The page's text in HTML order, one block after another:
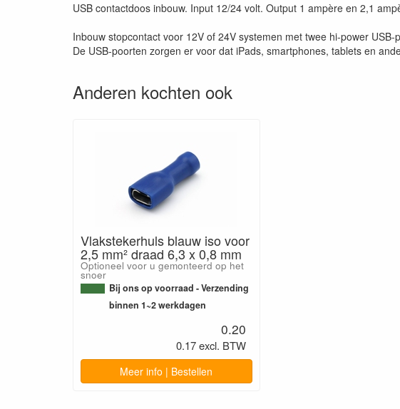
USB contactdoos inbouw. Input 12/24 volt. Output 1 ampère en 2,1
Inbouw stopcontact voor 12V of 24V systemen met twee hi-power USB-
De USB-poorten zorgen er voor dat iPads, smartphones, tablets en
Anderen kochten ook
Vlakstekerhuls blauw iso voor
2,5 mm² draad 6,3 x 0,8 mm
Optioneel voor u gemonteerd op het
snoer
Bij ons op voorraad - Verzending
binnen 1~2 werkdagen
0.20
0.17 excl. BTW
Meer info | Bestellen